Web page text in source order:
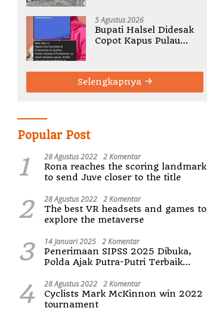
5 Agustus 2026
Bupati Halsel Didesak
Copot Kapus Pulau
Selengkapnya
Popular Post
1 28 Agustus 2022 2 Komentar
Rona reaches the scoring landmark
to send Juve closer to the title
2 28 Agustus 2022 2 Komentar
The best VR headsets and games to
explore the metaverse
3 14 Januari 2025 2 Komentar
Penerimaan SIPSS 2025 Dibuka,
Polda Ajak Putra-Putri Terbaik
4 28 Agustus 2022 2 Komentar
Cyclists Mark McKinnon win 2022
tournament